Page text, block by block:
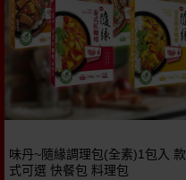
味丹~隨緣調理包(全素)1包入 款
式可選 快餐包 料理包